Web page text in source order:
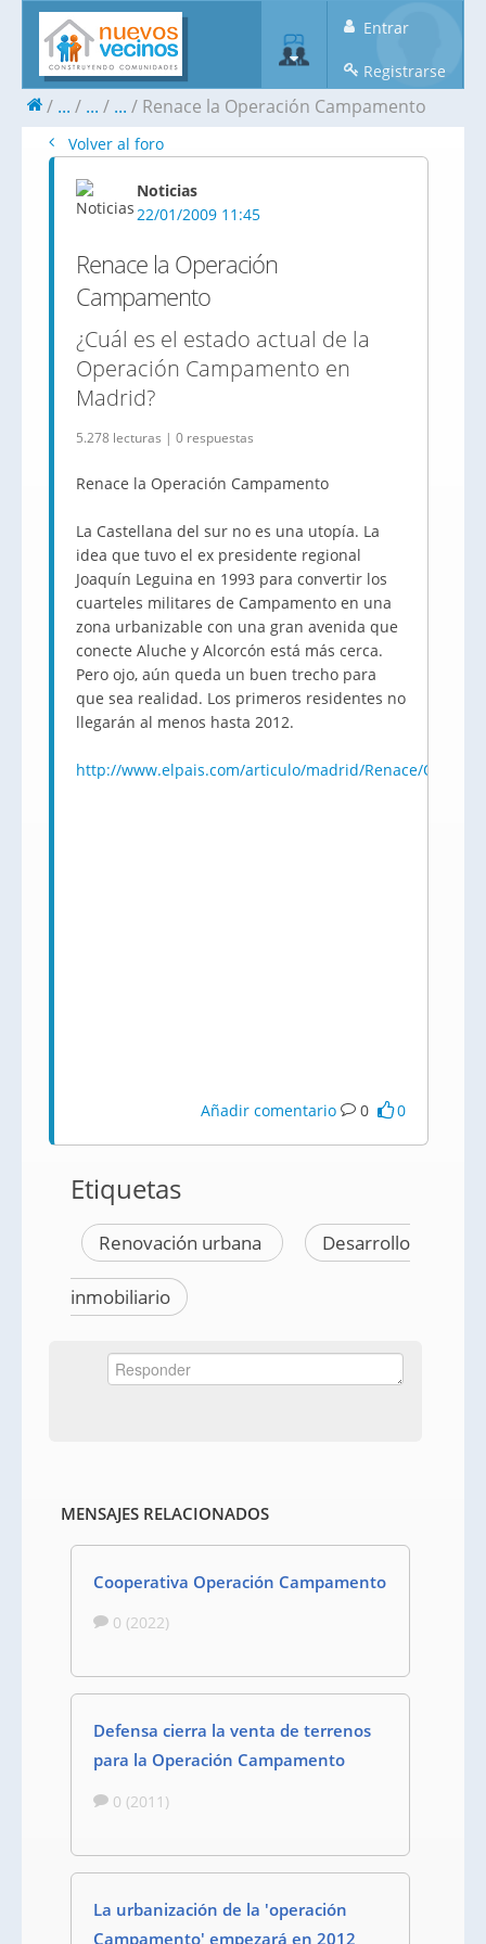
Entrar
Registrarse
... ... ... Renace la Operación Campamento
Volver al foro
Noticias
22/01/2009 11:45
Renace la Operación
Campamento
¿Cuál es el estado actual de la
Operación Campamento en
Madrid?
5.278 lecturas | 0 respuestas
Renace la Operación Campamento
La Castellana del sur no es una utopía. La
idea que tuvo el ex presidente regional
Joaquín Leguina en 1993 para convertir los
cuarteles militares de Campamento en una
zona urbanizable con una gran avenida que
conecte Aluche y Alcorcón está más cerca.
Pero ojo, aún queda un buen trecho para
que sea realidad. Los primeros residentes no
llegarán al menos hasta 2012.
http://www.elpais.com/articulo/madrid/Renace/
Añadir comentario 0 0
Etiquetas
Renovación urbana Desarrollo
inmobiliario
MENSAJES RELACIONADOS
Cooperativa Operación Campamento
0 (2022)
Defensa cierra la venta de terrenos
para la Operación Campamento
0 (2011)
La urbanización de la 'operación
Campamento' empezará en 2012